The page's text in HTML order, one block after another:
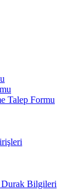
Talep Formu
Durak Bilgileri